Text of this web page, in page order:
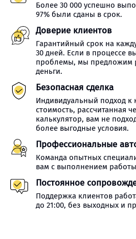
Более 30 000 успешно
97% были сданы в срок.
Доверие клиентов
Гарантийный срок на
30 дней. Если в процессе
проблемы, мы предложим
деньги.
Безопасная сделка
Индивидуальный подход к
стоимость, рассчитанная
калькулятор, вам не
более выгодные условия.
Профессиональные
Команда опытных
вам с выполнением
Постоянное
Поддержка клиентов
до 21:00, без выходных и